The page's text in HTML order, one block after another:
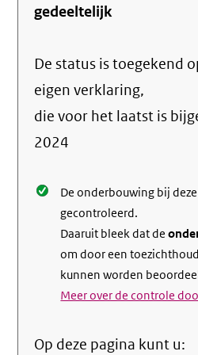
gedeeltelijk
De status is toegekend
eigen verklaring,
die voor het laatst is
2024
De onderbouwing bij
gecontroleerd.
Daaruit bleek dat de
om door een
kunnen worden
Meer over de controle
Op deze pagina kunt u: